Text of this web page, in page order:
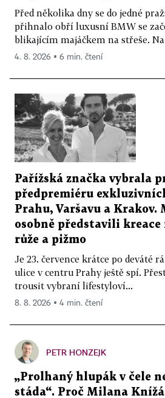
Před několika dny se do jedné
přihnalo obří luxusní BMW se
blikajícím majáčkem na střeše.
4. 8. 2026 ▪ 6 min. čtení
Pařížská značka vybrala
předpremiéru
Prahu, Varšavu a Krakov.
osobně představili kreace
růže a pižmo
Je 23. července krátce po deváté
ulice v centru Prahy ještě spí.
trousit vybraní lifestyloví...
8. 8. 2026 ▪ 4 min. čtení
PETR HONZEJK
„Prolhaný hlupák v čele
stáda“. Proč Milana